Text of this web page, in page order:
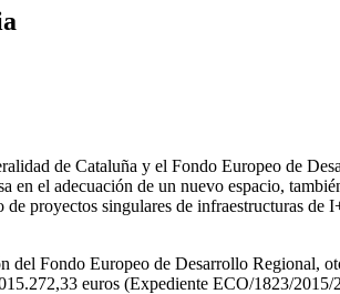
de Cataluña y el Fondo Europeo de
en el adecuación de un nuevo espacio,
proyectos singulares de infraestructuras
Fondo Europeo de Desarrollo Regional,
euros (Expediente ECO/1823/